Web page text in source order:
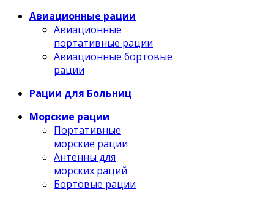
Авиационные рации
Авиационные
портативные рации
Авиационные бортовые
рации
Рации для Больниц
Морские рации
Портативные
морские рации
Антенны для
морских раций
Бортовые рации